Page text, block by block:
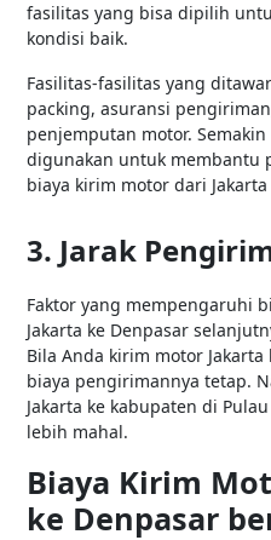
fasilitas yang bisa dipilih
kondisi baik.
Fasilitas-fasilitas yang
packing, asuransi
penjemputan motor.
digunakan untuk membantu
biaya kirim motor dari
3. Jarak
Faktor yang mempengaruhi
Jakarta ke Denpasar
Bila Anda kirim motor
biaya pengirimannya tetap.
Jakarta ke kabupaten di
lebih mahal.
Biaya Kirim
ke Denpasar